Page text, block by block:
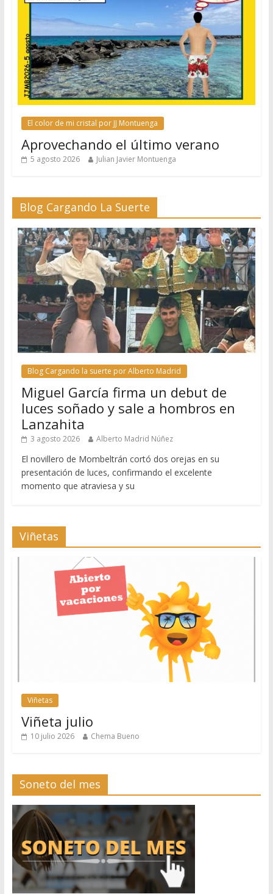
El color de mi cristal por JJ Montuenga
Aprovechando el último verano
5 agosto 2026 Julian Javier Montuenga
Blog Cargando La Suerte
Blog Cargando la suerte por Alberto Madrid
Miguel García firma un debut de
luces soñado y sale a hombros en
Lanzahita
3 agosto 2026 Alberto Madrid Núñez
El novillero de Mombeltrán cortó dos orejas en su
presentación de luces, confirmando el excelente
momento que atraviesa y su
Viñetas
Viñetas
Viñeta julio
10 julio 2026 Chema Bueno
Soneto del mes